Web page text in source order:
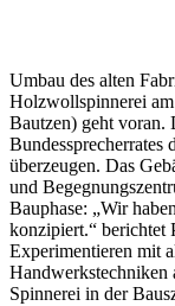
Umbau des alten
Holzwollspinnerei
Bautzen) geht voran.
Bundessprecherrates
überzeugen. Das
und
Bauphase: „Wir
konzipiert.“ berichtet
Experimentieren mit
Handwerkstechniken
Spinnerei in der